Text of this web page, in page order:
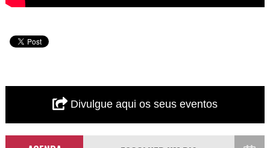
Divulgue aqui os seus eventos